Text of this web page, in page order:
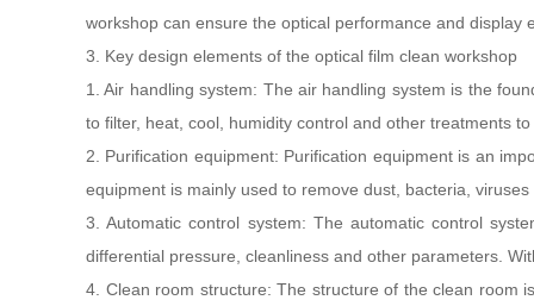
workshop can ensure the optical performance and display
3. Key design elements of the optical film clean workshop
1. Air handling system: The air handling system is the
to filter, heat, cool, humidity control and other treatments
2. Purification equipment: Purification equipment is an
equipment is mainly used to remove dust, bacteria,
3. Automatic control system: The automatic control
differential pressure, cleanliness and other parameters.
4. Clean room structure: The structure of the clean room